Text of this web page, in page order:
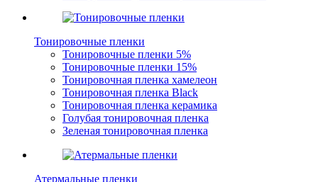
Тонировочные пленки
Тонировочные пленки 5%
Тонировочные пленки 15%
Тонировочная пленка хамелеон
Тонировочная пленка Black
Тонировочная пленка керамика
Голубая тонировочная пленка
Зеленая тонировочная пленка
Атермальные пленки